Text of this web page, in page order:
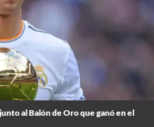
al Balón de Oro que ganó en el